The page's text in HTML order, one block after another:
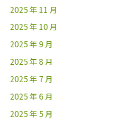
2025 年 11 月
2025 年 10 月
2025 年 9 月
2025 年 8 月
2025 年 7 月
2025 年 6 月
2025 年 5 月